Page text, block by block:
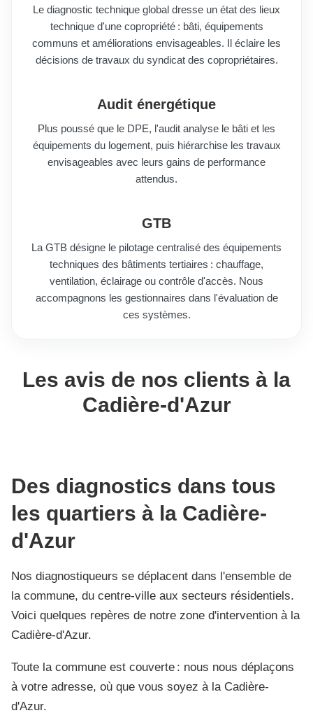
Le diagnostic technique global dresse un état des lieux
technique d'une copropriété : bâti, équipements
communs et améliorations envisageables. Il éclaire les
décisions de travaux du syndicat des copropriétaires.
Audit énergétique
Plus poussé que le DPE, l'audit analyse le bâti et les
équipements du logement, puis hiérarchise les travaux
envisageables avec leurs gains de performance
attendus.
GTB
La GTB désigne le pilotage centralisé des équipements
techniques des bâtiments tertiaires : chauffage,
ventilation, éclairage ou contrôle d'accès. Nous
accompagnons les gestionnaires dans l'évaluation de
ces systèmes.
Les avis de nos clients à la
Cadière-d'Azur
Des diagnostics dans tous
les quartiers à la Cadière-
d'Azur
Nos diagnostiqueurs se déplacent dans l'ensemble de
la commune, du centre-ville aux secteurs résidentiels.
Voici quelques repères de notre zone d'intervention à la
Cadière-d'Azur.
Toute la commune est couverte : nous nous déplaçons
à votre adresse, où que vous soyez à la Cadière-
d'Azur.